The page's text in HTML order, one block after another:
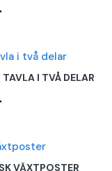
I TVÅ DELAR
VÄXTPOSTER